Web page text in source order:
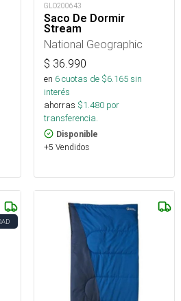
GLO200643
Saco De Dormir
Stream
National Geographic
$ 36.990
en 6cuotas de $6.165sin
interés
ahorras $1.480 por
transferencia.
Disponible
+5 Vendidos